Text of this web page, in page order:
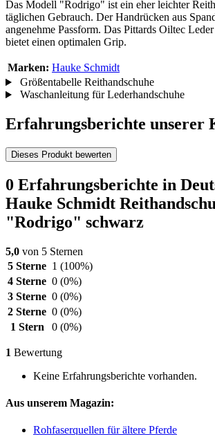
Das Modell "Rodrigo" ist ein eher leichter
täglichen Gebrauch. Der Handrücken aus
angenehme Passform. Das Pittards Oiltec
bietet einen optimalen Grip.
Marken: Hauke Schmidt
Größentabelle Reithandschuhe
Waschanleitung für Lederhandschuhe
Erfahrungsberichte unserer
Dieses Produkt bewerten
0 Erfahrungsberichte in
Hauke Schmidt
"Rodrigo" schwarz
5,0 von 5 Sternen
5 Sterne 1 (100%)
4 Sterne 0 (0%)
3 Sterne 0 (0%)
2 Sterne 0 (0%)
1 Stern
0 (0%)
1 Bewertung
Keine Erfahrungsberichte vorhanden.
Aus unserem Magazin:
Rohfaserquellen für ältere Pferde